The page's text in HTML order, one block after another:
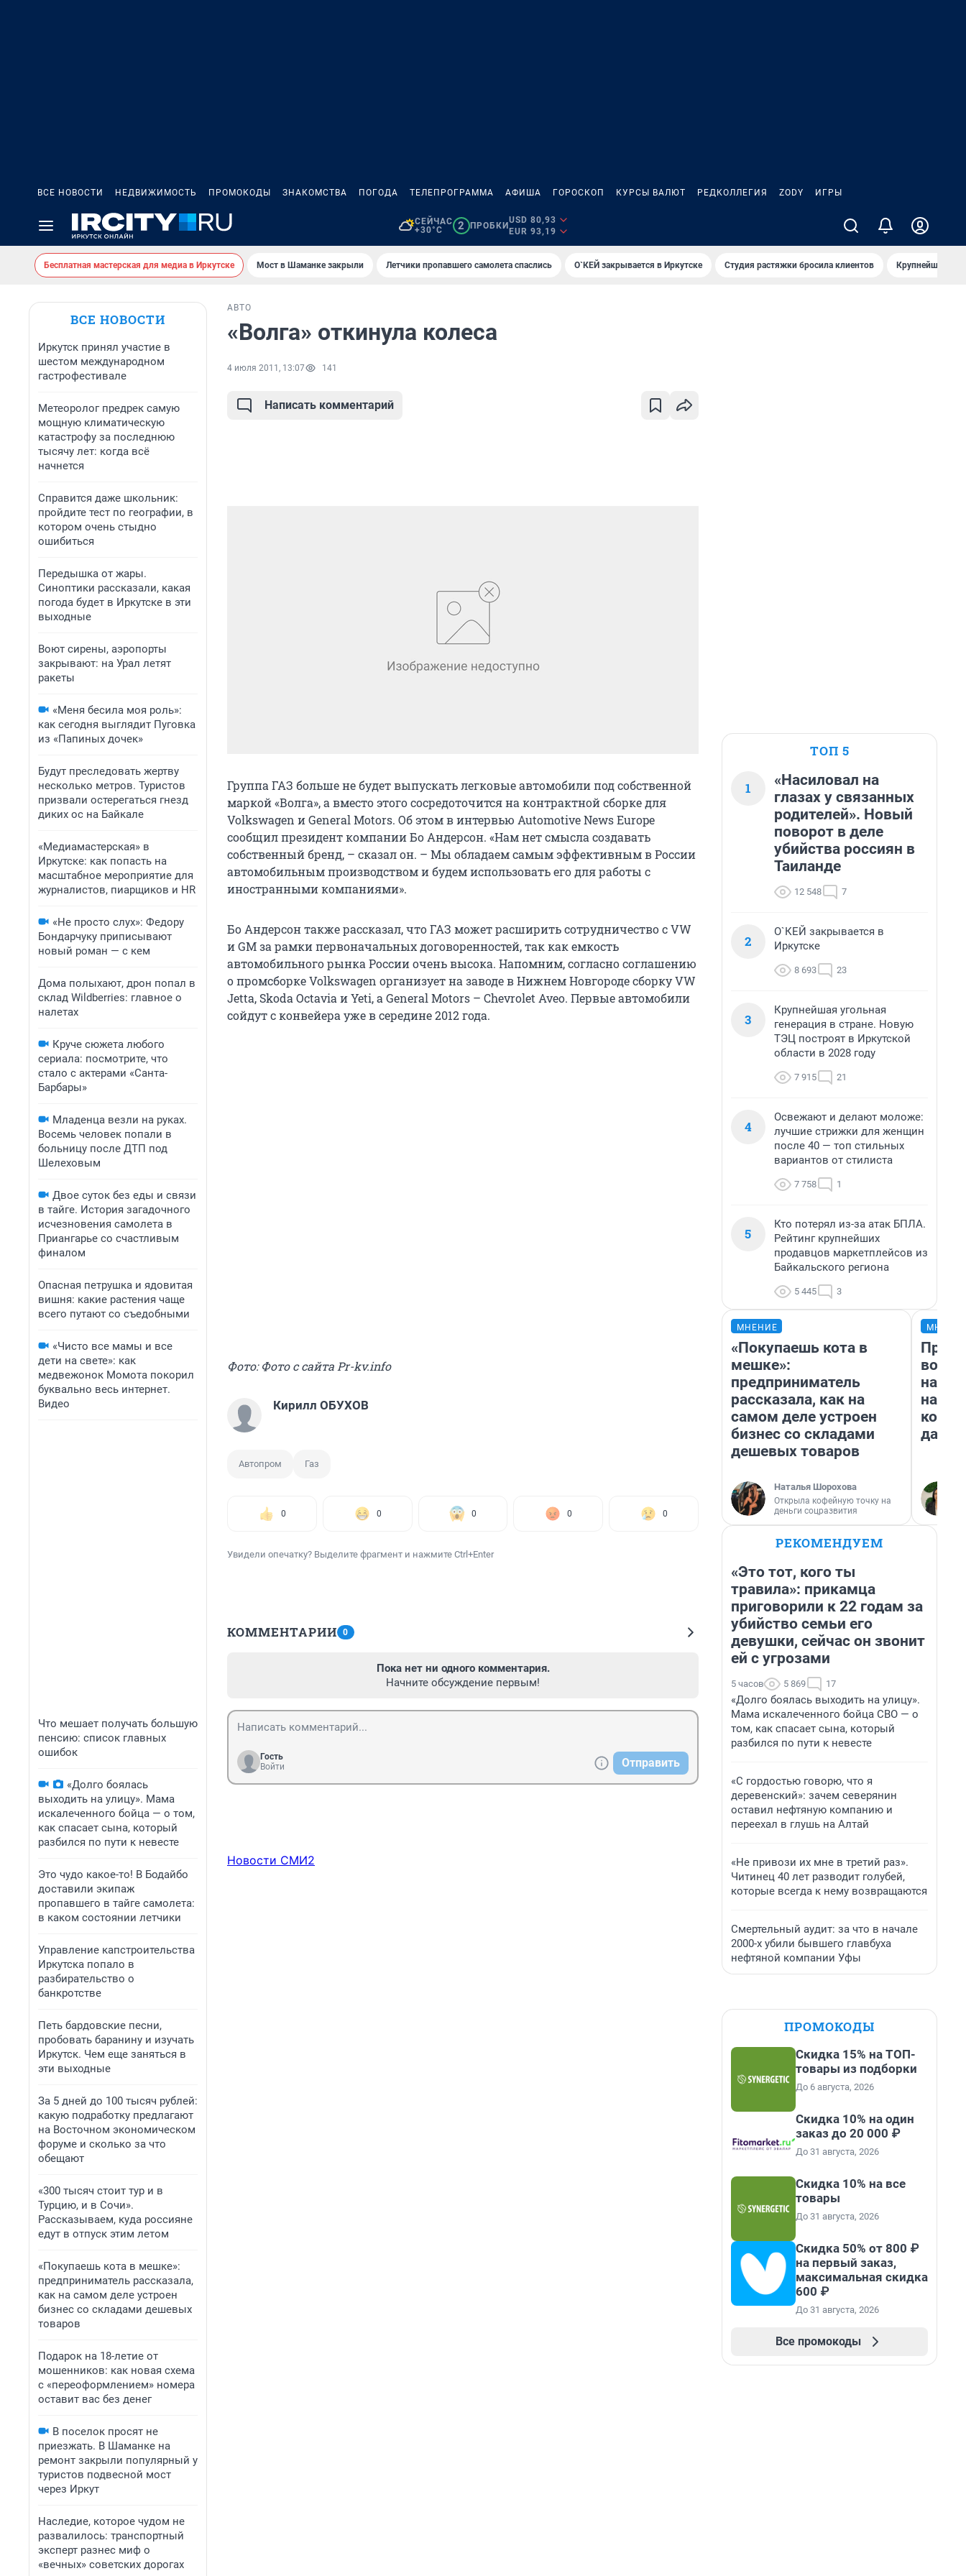
ВСЕ НОВОСТИ НЕДВИЖИМОСТЬ ПРОМОКОДЫ ЗНАКОМСТВА ПОГОДА ТЕЛЕПРОГРАММА АФИША ГОРОСКОП КУРСЫ ВАЛЮТ РЕДКОЛЛЕГИЯ ZODY ИГРЫ
СЕЙЧАС
+30°C
2 ПРОБКИ
USD 80,93
EUR 93,19
Бесплатная мастерская для медиа в Иркутске Мост в Шаманке закрыли Летчики пропавшего самолета спаслись О`КЕЙ закрывается в Иркутске Студия растяжки бросила клиентов Крупнейшие
ВСЕ НОВОСТИ
Иркутск принял участие в
шестом международном
гастрофестивале
Метеоролог предрек самую
мощную климатическую
катастрофу за последнюю
тысячу лет: когда всё
начнется
Справится даже школьник:
пройдите тест по географии, в
котором очень стыдно
ошибиться
Передышка от жары.
Синоптики рассказали, какая
погода будет в Иркутске в эти
выходные
Воют сирены, аэропорты
закрывают: на Урал летят
ракеты
«Меня бесила моя роль»:
как сегодня выглядит Пуговка
из «Папиных дочек»
Будут преследовать жертву
несколько метров. Туристов
призвали остерегаться гнезд
диких ос на Байкале
«Медиамастерская» в
Иркутске: как попасть на
масштабное мероприятие для
журналистов, пиарщиков и HR
«Не просто слух»: Федору
Бондарчуку приписывают
новый роман — с кем
Дома полыхают, дрон попал в
склад Wildberries: главное о
налетах
Круче сюжета любого
сериала: посмотрите, что
стало с актерами «Санта-
Барбары»
Младенца везли на руках.
Восемь человек попали в
больницу после ДТП под
Шелеховым
Двое суток без еды и связи
в тайге. История загадочного
исчезновения самолета в
Приангарье со счастливым
финалом
Опасная петрушка и ядовитая
вишня: какие растения чаще
всего путают со съедобными
«Чисто все мамы и все
дети на свете»: как
медвежонок Момота покорил
буквально весь интернет.
Видео
Что мешает получать большую
пенсию: список главных
ошибок
«Долго боялась
выходить на улицу». Мама
искалеченного бойца — о том,
как спасает сына, который
разбился по пути к невесте
Это чудо какое-то! В Бодайбо
доставили экипаж
пропавшего в тайге самолета:
в каком состоянии летчики
Управление капстроительства
Иркутска попало в
разбирательство о
банкротстве
Петь бардовские песни,
пробовать баранину и изучать
Иркутск. Чем еще заняться в
эти выходные
За 5 дней до 100 тысяч рублей:
какую подработку предлагают
на Восточном экономическом
форуме и сколько за что
обещают
«300 тысяч стоит тур и в
Турцию, и в Сочи».
Рассказываем, куда россияне
едут в отпуск этим летом
«Покупаешь кота в мешке»:
предприниматель рассказала,
как на самом деле устроен
бизнес со складами дешевых
товаров
Подарок на 18-летие от
мошенников: как новая схема
с «переоформлением» номера
оставит вас без денег
В поселок просят не
приезжать. В Шаманке на
ремонт закрыли популярный у
туристов подвесной мост
через Иркут
Наследие, которое чудом не
развалилось: транспортный
эксперт разнес миф о
«вечных» советских дорогах
АВТО
«Волга» откинула колеса
4 июля 2011, 13:07 141
Написать комментарий
Группа ГАЗ больше не будет выпускать легковые автомобили под собственной
маркой «Волга», а вместо этого сосредоточится на контрактной сборке для
Volkswagen и General Motors. Об этом в интервью Automotive News Europe
сообщил президент компании Бо Андерсон. «Нам нет смысла создавать
собственный бренд, – сказал он. – Мы обладаем самым эффективным в России
автомобильным производством и будем использовать его для работы с
иностранными компаниями».
Бо Андерсон также рассказал, что ГАЗ может расширить сотрудничество с VW
и GM за рамки первоначальных договоренностей, так как емкость
автомобильного рынка России очень высока. Напомним, согласно соглашению
о промсборке Volkswagen организует на заводе в Нижнем Новгороде сборку VW
Jetta, Skoda Octavia и Yeti, а General Motors – Chevrolet Aveo. Первые автомобили
сойдут с конвейера уже в середине 2012 года.
Фото: Фото с сайта Pr-kv.info
Кирилл ОБУХОВ
Автопром Газ
0 0 0 0 0
Увидели опечатку? Выделите фрагмент и нажмите Ctrl+Enter
КОММЕНТАРИИ 0
Пока нет ни одного комментария.
Начните обсуждение первым!
Гость
Войти
Отправить
Новости СМИ2
ТОП 5
1
«Насиловал на
глазах у связанных
родителей». Новый
поворот в деле
убийства россиян в
Таиланде
12 548 7
2
О`КЕЙ закрывается в
Иркутске
8 693 23
3
Крупнейшая угольная
генерация в стране. Новую
ТЭЦ построят в Иркутской
области в 2028 году
7 915 21
4
Освежают и делают моложе:
лучшие стрижки для женщин
после 40 — топ стильных
вариантов от стилиста
7 758 1
5
Кто потерял из-за атак БПЛА.
Рейтинг крупнейших
продавцов маркетплейсов из
Байкальского региона
5 445 3
МНЕНИЕ
«Покупаешь кота в
мешке»:
предприниматель
рассказала, как на
самом деле устроен
бизнес со складами
дешевых товаров
Наталья Шорохова
Открыла кофейную точку на
деньги соцразвития
нам
даже
РЕКОМЕНДУЕМ
«Это тот, кого ты
травила»: прикамца
приговорили к 22 годам за
убийство семьи его
девушки, сейчас он звонит
ей с угрозами
5 часов 5 869 17
«Долго боялась выходить на улицу».
Мама искалеченного бойца СВО — о
том, как спасает сына, который
разбился по пути к невесте
«С гордостью говорю, что я
деревенский»: зачем северянин
оставил нефтяную компанию и
переехал в глушь на Алтай
«Не привози их мне в третий раз».
Читинец 40 лет разводит голубей,
которые всегда к нему возвращаются
Смертельный аудит: за что в начале
2000-х убили бывшего главбуха
нефтяной компании Уфы
ПРОМОКОДЫ
Скидка 15% на ТОП-
товары из подборки
До 6 августа, 2026
Скидка 10% на один
заказ до 20 000 ₽
До 31 августа, 2026
Скидка 10% на все
товары
До 31 августа, 2026
Скидка 50% от 800 ₽
на первый заказ,
максимальная скидка
600 ₽
До 31 августа, 2026
Все промокоды